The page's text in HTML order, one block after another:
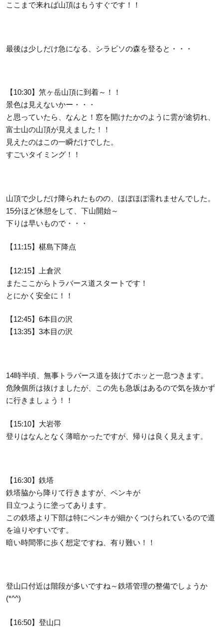
ここまで来れば山頂はもうすぐです！！
最後は少しだけ急になる、シラビソの森を登ると・・・
【10:30】笊ヶ岳山頂に到着～！！
景色は見えないかー・・・
と思っていたら、なんと！窓を開けたかのように雲が途切れ、
富士山の山頂が見えました！！
見えたのはこの一瞬だけでした。
すごいタイミング！！
山頂で少しだけ降られたものの、ほぼほぼ濡れませんでした。
15分ほど休憩をして、下山開始～
下りは早いもので・・・
【11:15】椹島下降点
【12:15】上倉沢
またここからトラバース道スタートです！
とにかく安全に！！
【12:45】6本目の沢
【13:35】3本目の沢
14時半頃、無事トラバース道を抜けてホッと一息つきます。
危険個所は抜けましたが、この先も急坂はあるので気を抜かず
に行きましょう！！
【15:10】大岩帯
登りはなんとなく薄暗かったですが、帰りは良く見えます。
【16:30】鉄塔
鉄塔脇から降りて行きますが、ペンキが
目立つように塗ってあります。
この鉄塔より下部は特にペンキが細かくつけられているので道
を辿りやすいです。
暗い時間帯に歩く想定ですね、有り難い！！
登山口付近は階段が多いですね～鉄塔管理の整備でしょうか
(*^^)
【16:50】登山口